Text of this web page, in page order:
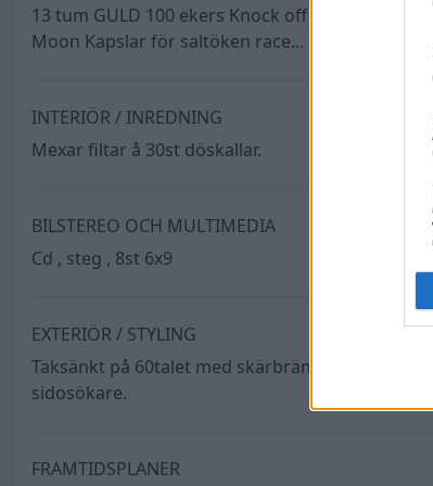
13 tum GULD 100 ekers Knock off , 155/80/13
Moon Kapslar för saltöken race...
INTERIÖR / INREDNING
Mexar filtar å 30st döskallar.
BILSTEREO OCH MULTIMEDIA
Cd , steg , 8st 6x9
EXTERIÖR / STYLING
Taksänkt på 60talet med skärbrännare.
sidosökare.
FRAMTIDSPLANER